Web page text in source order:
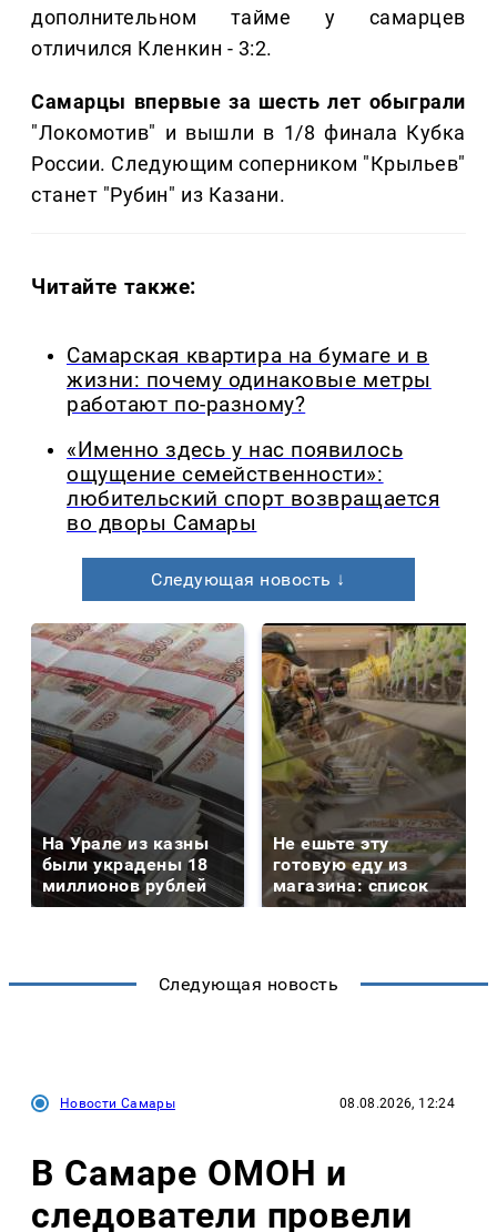
дополнительном тайме у самарцев
отличился Кленкин - 3:2.
Самарцы впервые за шесть лет обыграли
"Локомотив" и вышли в 1/8 финала Кубка
России. Следующим соперником "Крыльев"
станет "Рубин" из Казани.
Читайте также:
Самарская квартира на бумаге и в
жизни: почему одинаковые метры
работают по-разному?
«Именно здесь у нас появилось
ощущение семейственности»:
любительский спорт возвращается
во дворы Самары
Следующая новость ↓
На Урале из казны
были украдены 18
миллионов рублей
Не ешьте эту
готовую еду из
магазина: список
Следующая новость
Новости Самары 08.08.2026, 12:24
В Самаре ОМОН и
следователи провели